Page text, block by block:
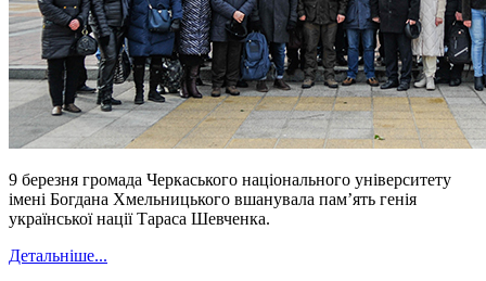
9 березня громада Черкаського національного університету
імені Богдана Хмельницького вшанувала пам’ять генія
української нації Тараса Шевченка.
Детальніше...